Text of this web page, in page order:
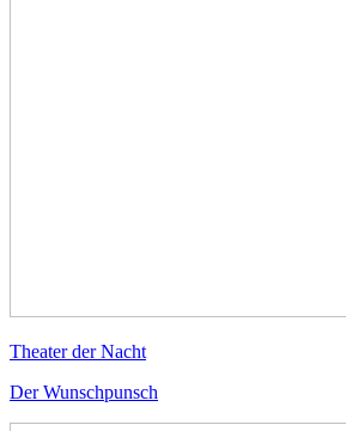
Theater der Nacht
Der Wunschpunsch